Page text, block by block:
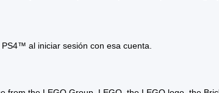
al iniciar sesión con esa cuenta.